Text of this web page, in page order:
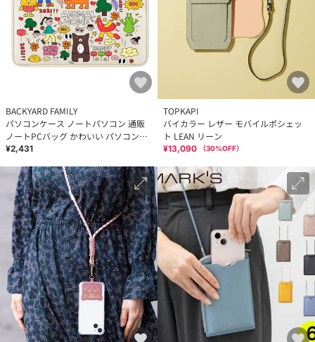
BACKYARD FAMILY
パソコンケース ノートパソコン 通販
ノートPCバッグ かわいい パソコンバ
ッグ PCバッグ
¥2,431
TOPKAPI
バイカラー レザー モバイルポシェッ
ト LEAN リーン
¥13,090 （30%OFF）